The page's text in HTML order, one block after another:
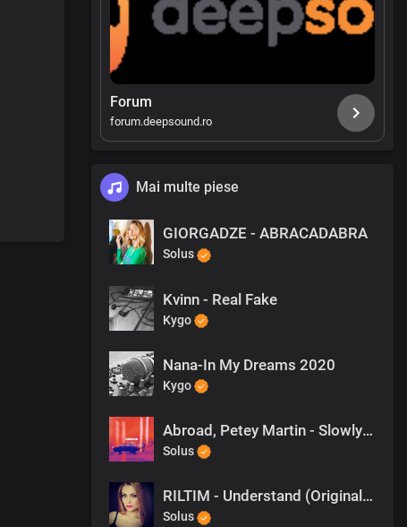
Forum
forum.deepsound.ro
Mai multe piese
GIORGADZE - ABRACADABRA
Solus
Kvinn - Real Fake
Kygo
Nana-In My Dreams 2020
Kygo
Abroad, Petey Martin - Slowly (Petey Martin Remix)
Solus
RILTIM - Understand (Original Mix)
Solus